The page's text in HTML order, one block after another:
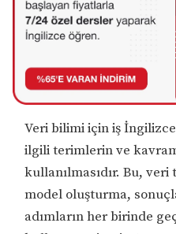
Veri bilimi için iş
ilgili terimlerin ve
kullanılmasıdır. Bu,
model oluşturma,
adımların her birinde